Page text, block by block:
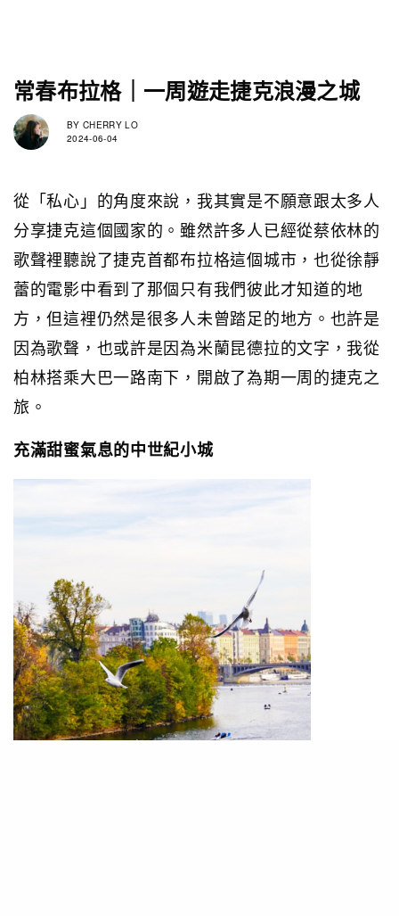
常春布拉格｜一周遊走捷克浪漫之城
BY CHERRY LO
2024-06-04
從「私心」的角度來說，我其實是不願意跟太多人
分享捷克這個國家的。雖然許多人已經從蔡依林的
歌聲裡聽說了捷克首都布拉格這個城市，也從徐靜
蕾的電影中看到了那個只有我們彼此才知道的地
方，但這裡仍然是很多人未曾踏足的地方。也許是
因為歌聲，也或許是因為米蘭昆德拉的文字，我從
柏林搭乘大巴一路南下，開啟了為期一周的捷克之
旅。
充滿甜蜜氣息的中世紀小城